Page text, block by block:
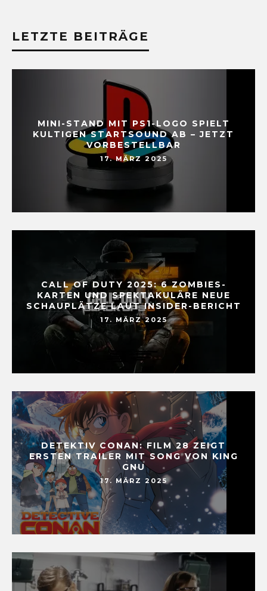
LETZTE BEITRÄGE
MINI-STAND MIT PS1-LOGO SPIELT
KULTIGEN STARTSOUND AB – JETZT
VORBESTELLBAR
17. MÄRZ 2025
CALL OF DUTY 2025: 6 ZOMBIES-
KARTEN UND SPEKTAKULÄRE NEUE
SCHAUPLÄTZE LAUT INSIDER-BERICHT
17. MÄRZ 2025
DETEKTIV CONAN: FILM 28 ZEIGT
ERSTEN TRAILER MIT SONG VON KING
GNU
17. MÄRZ 2025